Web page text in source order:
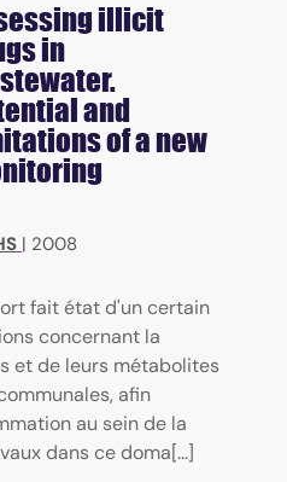
illicit
in
and
of a new
| 2008
fait état d'un certain
concernant la
et de leurs métabolites
afin
au sein de la
dans ce doma[...]